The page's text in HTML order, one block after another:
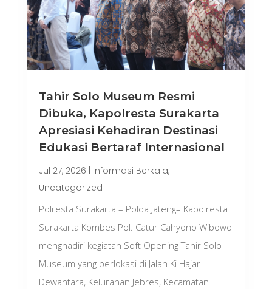
Tahir Solo Museum Resmi
Dibuka, Kapolresta Surakarta
Apresiasi Kehadiran Destinasi
Edukasi Bertaraf Internasional
Jul 27, 2026 Informasi Berkala,
Uncategorized
Polresta Surakarta – Polda Jateng– Kapolresta
Surakarta Kombes Pol. Catur Cahyono Wibowo
menghadiri kegiatan Soft Opening Tahir Solo
Museum yang berlokasi di Jalan Ki Hajar
Dewantara, Kelurahan Jebres, Kecamatan